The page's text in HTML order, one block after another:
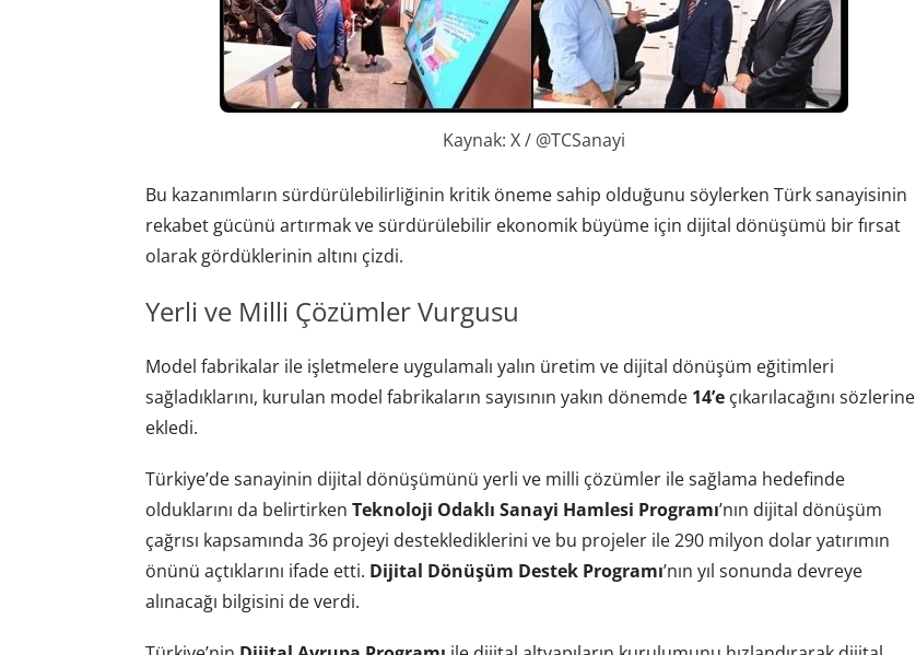
Kaynak: X / @TCSanayi
Bu kazanımların sürdürülebilirliğinin kritik öneme sahip olduğunu söylerken Türk sanayisinin
rekabet gücünü artırmak ve sürdürülebilir ekonomik büyüme için dijital dönüşümü bir fırsat
olarak gördüklerinin altını çizdi.
Yerli ve Milli Çözümler Vurgusu
Model fabrikalar ile işletmelere uygulamalı yalın üretim ve dijital dönüşüm eğitimleri
sağladıklarını, kurulan model fabrikaların sayısının yakın dönemde 14’eçıkarılacağını sözlerine
ekledi.
Türkiye’de sanayinin dijital dönüşümünü yerli ve milli çözümler ile sağlama hedefinde
olduklarını da belirtirken Teknoloji Odaklı Sanayi Hamlesi Programı’nın dijital dönüşüm
çağrısı kapsamında 36 projeyi desteklediklerini ve bu projeler ile 290 milyon dolar yatırımın
önünü açtıklarını ifade etti. Dijital Dönüşüm Destek Programı’nın yıl sonunda devreye
alınacağı bilgisini de verdi.